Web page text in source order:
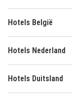
Hotels België
Hotels Nederland
Hotels Duitsland